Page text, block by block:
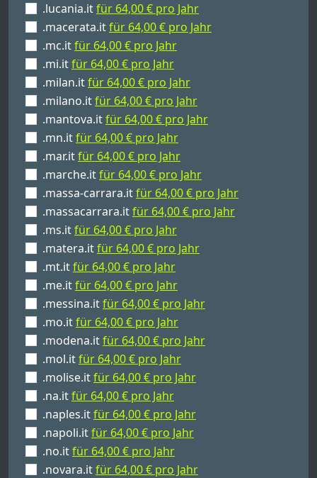
.lucania.itfür 64,00 € pro Jahr
.macerata.itfür 64,00 € pro Jahr
.mc.itfür 64,00 € pro Jahr
.mi.itfür 64,00 € pro Jahr
.milan.itfür 64,00 € pro Jahr
.milano.itfür 64,00 € pro Jahr
.mantova.itfür 64,00 € pro Jahr
.mn.itfür 64,00 € pro Jahr
.mar.itfür 64,00 € pro Jahr
.marche.itfür 64,00 € pro Jahr
.massa-carrara.itfür 64,00 € pro Jahr
.massacarrara.itfür 64,00 € pro Jahr
.ms.itfür 64,00 € pro Jahr
.matera.itfür 64,00 € pro Jahr
.mt.itfür 64,00 € pro Jahr
.me.itfür 64,00 € pro Jahr
.messina.itfür 64,00 € pro Jahr
.mo.itfür 64,00 € pro Jahr
.modena.itfür 64,00 € pro Jahr
.mol.itfür 64,00 € pro Jahr
.molise.itfür 64,00 € pro Jahr
.na.itfür 64,00 € pro Jahr
.naples.itfür 64,00 € pro Jahr
.napoli.itfür 64,00 € pro Jahr
.no.itfür 64,00 € pro Jahr
.novara.itfür 64,00 € pro Jahr